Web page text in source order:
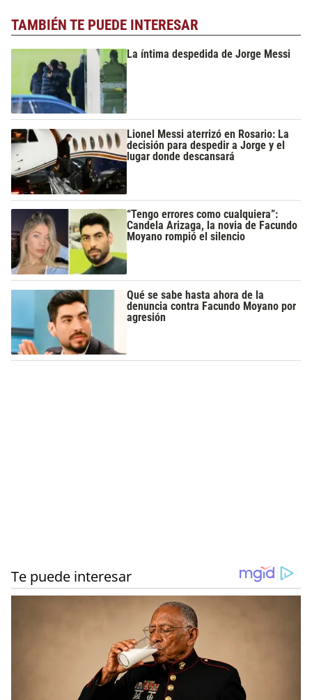
TAMBIÉN TE PUEDE INTERESAR
La íntima despedida de Jorge Messi
Lionel Messi aterrizó en Rosario: La
decisión para despedir a Jorge y el
lugar donde descansará
“Tengo errores como cualquiera”:
Candela Arizaga, la novia de Facundo
Moyano rompió el silencio
Qué se sabe hasta ahora de la
denuncia contra Facundo Moyano por
agresión